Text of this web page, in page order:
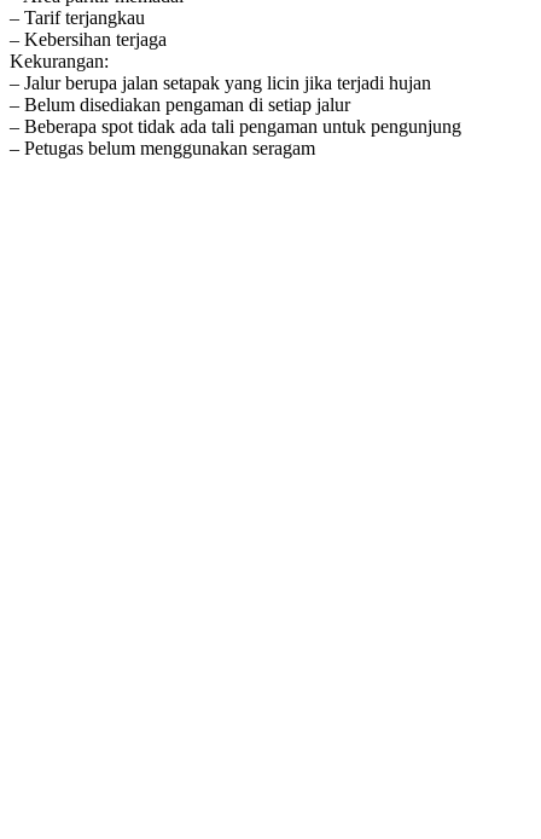
– Tarif terjangkau
– Kebersihan terjaga
Kekurangan:
– Jalur berupa jalan setapak yang licin jika terjadi hujan
– Belum disediakan pengaman di setiap jalur
– Beberapa spot tidak ada tali pengaman untuk pengunjung
– Petugas belum menggunakan seragam